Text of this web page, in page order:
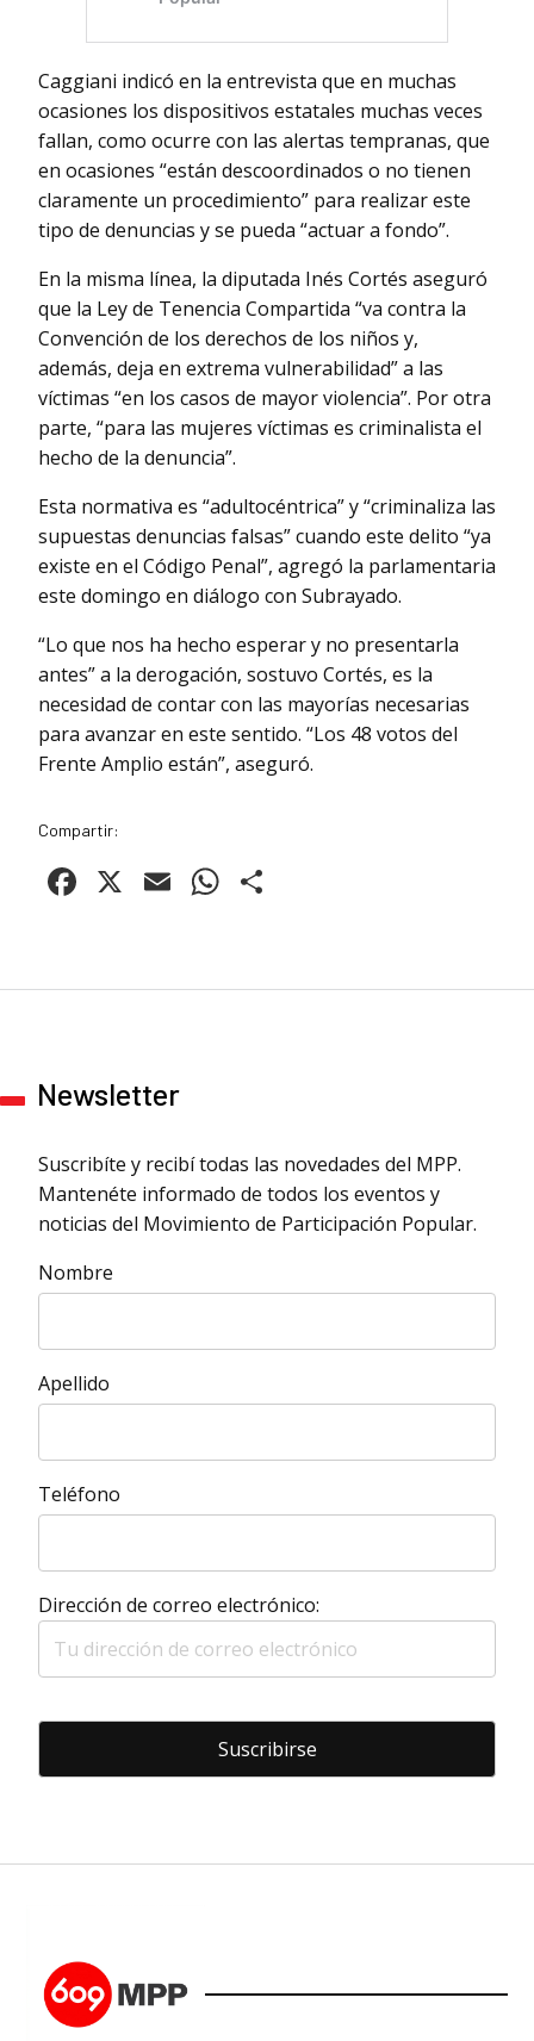
Caggiani indicó en la entrevista que en muchas
ocasiones los dispositivos estatales muchas veces
fallan, como ocurre con las alertas tempranas, que
en ocasiones “están descoordinados o no tienen
claramente un procedimiento” para realizar este
tipo de denuncias y se pueda “actuar a fondo”.
En la misma línea, la diputada Inés Cortés aseguró
que la Ley de Tenencia Compartida “va contra la
Convención de los derechos de los niños y,
además, deja en extrema vulnerabilidad” a las
víctimas “en los casos de mayor violencia”. Por otra
parte, “para las mujeres víctimas es criminalista el
hecho de la denuncia”.
Esta normativa es “adultocéntrica” y “criminaliza las
supuestas denuncias falsas” cuando este delito “ya
existe en el Código Penal”, agregó la parlamentaria
este domingo en diálogo con Subrayado.
“Lo que nos ha hecho esperar y no presentarla
antes” a la derogación, sostuvo Cortés, es la
necesidad de contar con las mayorías necesarias
para avanzar en este sentido. “Los 48 votos del
Frente Amplio están”, aseguró.
Compartir:
Facebook
X EmailWhatsApp
Newsletter
Suscribíte y recibí todas las novedades del MPP.
Mantenéte informado de todos los eventos y
noticias del Movimiento de Participación Popular.
Nombre
Apellido
Teléfono
Dirección de correo electrónico: